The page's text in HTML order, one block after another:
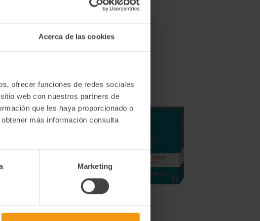
Acerca de las cookies
ofrecer funciones de redes sociales
web con nuestros partners de
que les haya proporcionado o
más información consulta
Marketing